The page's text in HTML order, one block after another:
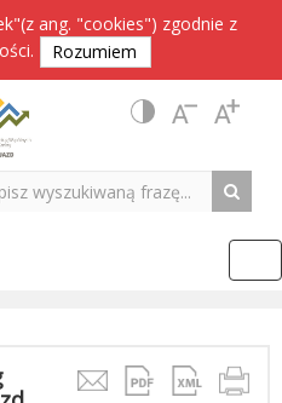
ang. "cookies") zgodnie z
. Rozumiem